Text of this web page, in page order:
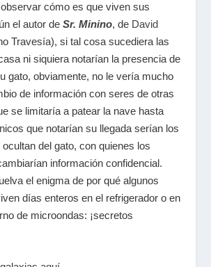
cómo es que viven sus
el autor deSr. Minino, de David
Travesía), si tal cosa sucediera las
ni siquiera notarían la presencia de
gato, obviamente, no le vería mucho
de información con seres de otras
se limitaría a patear la nave hasta
que notarían su llegada serían los
del gato, con quienes los
información confidencial.
el enigma de por qué algunos
días enteros en el refrigerador o en
de microondas: ¡secretos